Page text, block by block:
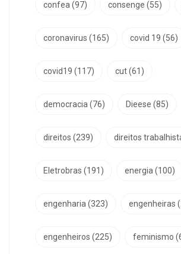
confea (97) consenge (55)
coronavirus (165) covid 19 (56)
covid19 (117) cut(61)
democracia (76) Dieese (85)
direitos (239) direitos
Eletrobras (191) energia (100)
engenharia (323) engenheiras
engenheiros (225) feminismo